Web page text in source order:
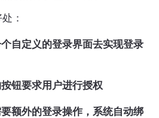
：
自定义的登录界面去实现登录
钮要求用户进行授权
额外的登录操作，系统自动绑